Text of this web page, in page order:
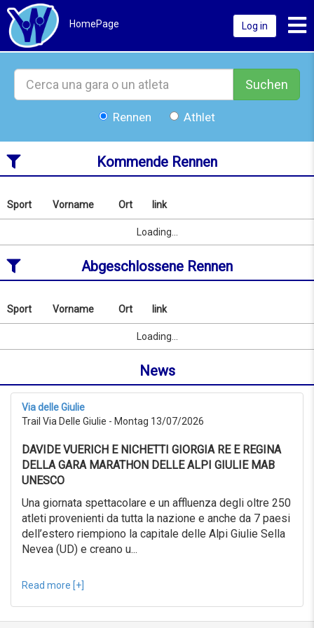
HomePage Log in
Suchen
Rennen Athlet
Kommende Rennen
Nach
Name
suchen
ab
to
10/09/2026
0KM
Suche
Sport
Reset
Sport Vorname Ort
link
link
Loading...
Abgeschlossene Rennen
Nach
Name
ab
10/07/2026
10/08/2026
Erweiterte
Suche
Sport
Sport Vorname Ort
link
link
Loading...
News
Via delle Giulie
Trail Via Delle Giulie - Montag 13/07/2026
DAVIDE VUERICH E NICHETTI GIORGIA RE E REGINA
DELLA GARA MARATHON DELLE ALPI GIULIE MAB
UNESCO
Una giornata spettacolare e un affluenza degli oltre 250
atleti provenienti da tutta la nazione e anche da 7 paesi
dell’estero riempiono la capitale delle Alpi Giulie Sella
Nevea (UD) e creano u...
Read more [+]